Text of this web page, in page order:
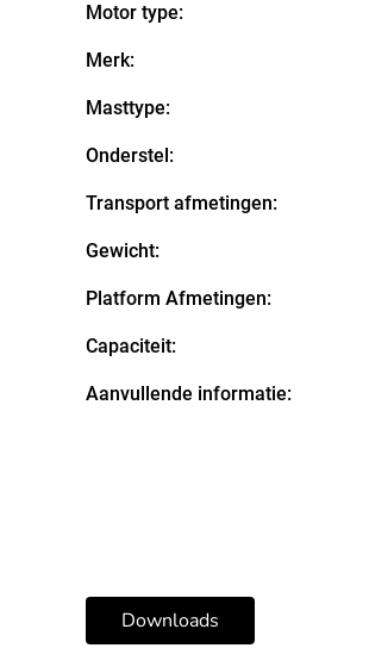
Downloads
Motor type:
Merk:
Masttype:
Transport afmetingen:
Gewicht:
Platform Afmetingen:
Capaciteit:
Aanvullende informatie:
Onderstel: